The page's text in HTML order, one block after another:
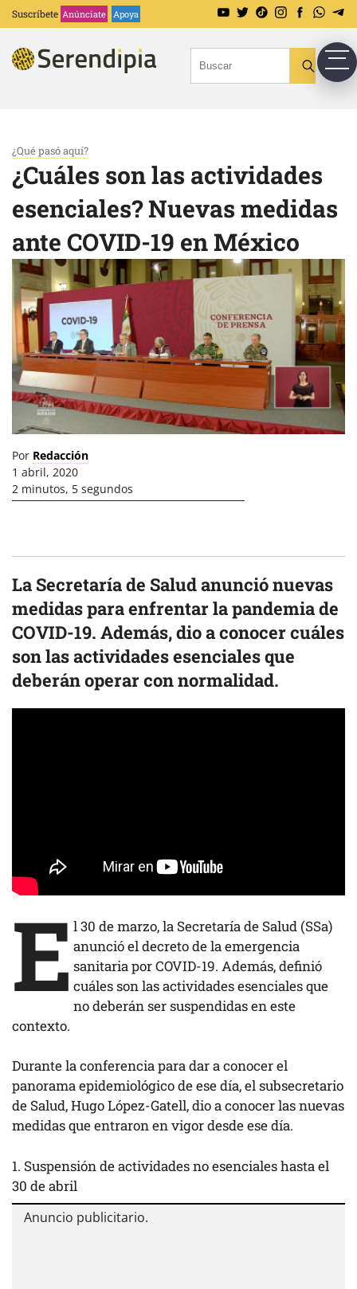
Suscríbete Anúnciate Apoya
¿Qué pasó aquí?
¿Cuáles son las actividades
esenciales? Nuevas medidas
ante COVID-19 en México
Por Redacción
1 abril, 2020
2 minutos, 5 segundos
La Secretaría de Salud anunció nuevas
medidas para enfrentar la pandemia de
COVID-19. Además, dio a conocer cuáles
son las actividades esenciales que
deberán operar con normalidad.
E l 30 de marzo, la Secretaría de Salud (SSa)
anunció el decreto de la emergencia
sanitaria por COVID-19. Además, definió
cuáles son las actividades esenciales que
no deberán ser suspendidas en este
contexto.
Durante la conferencia para dar a conocer el
panorama epidemiológico de ese día, el subsecretario
de Salud, Hugo López-Gatell, dio a conocer las nuevas
medidas que entraron en vigor desde ese día.
1. Suspensión de actividades no esenciales hasta el
30 de abril